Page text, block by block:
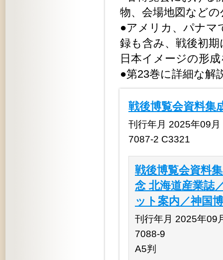
物、会場地図など
●アメリカ、パナマ
録も含み、戦後初
日本イメージの形
●第23巻に詳細な解
戦後博覧会資料
刊行年月 2025年09
7087-2 C3321
戦後博覧会資料
念 北海道産業誌
ット案内／神国
刊行年月 2025年09
7088-9
A5判